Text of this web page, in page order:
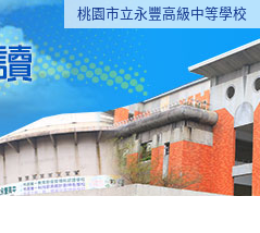
桃園市立永豐高級中等學校